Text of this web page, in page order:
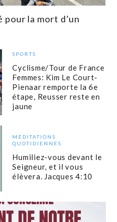
pour la mort d’un
SPORTS
Cyclisme/Tour de France
Femmes: Kim Le Court-
Pienaar remporte la 6e
étape, Reusser reste en
jaune
MÉDITATIONS
QUOTIDIENNES
Humiliez-vous devant le
Seigneur, et il vous
élèvera. Jacques 4:10